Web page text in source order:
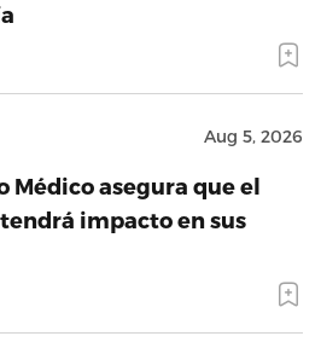
Aug 5, 2026
Médico asegura que el
impacto en sus